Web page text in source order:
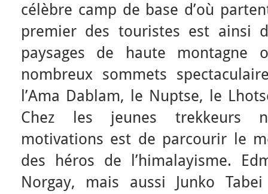
célèbre camp de base d’où
premier des touristes est ainsi
paysages de haute montagne
nombreux sommets
l’Ama Dablam, le Nuptse, le
Chez les jeunes trekkeurs
motivations est de parcourir le
des héros de l’himalayisme.
Norgay, mais aussi Junko